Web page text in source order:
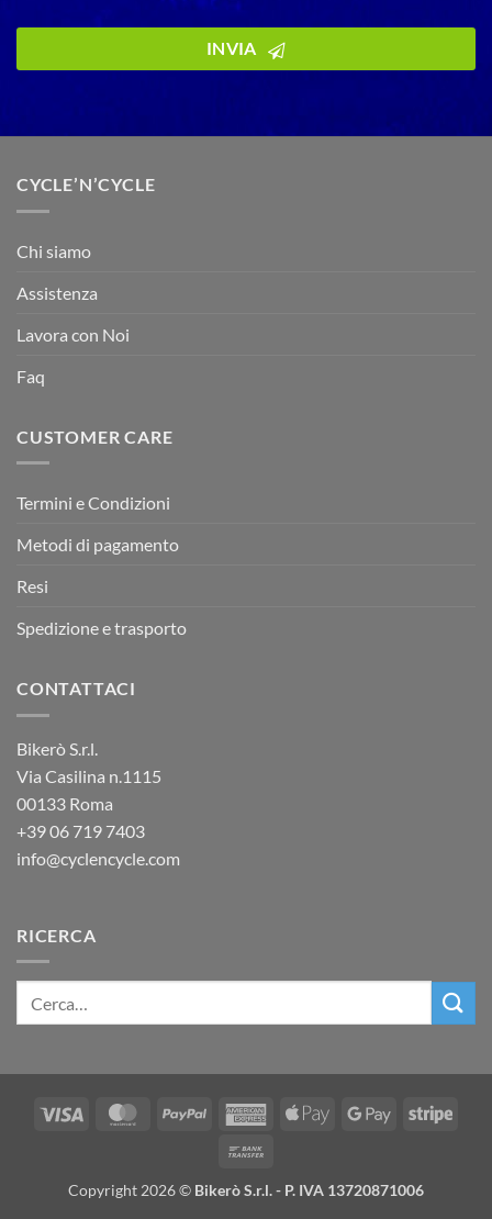
INVIA
CYCLE’N’CYCLE
Chi siamo
Assistenza
Lavora con Noi
Faq
CUSTOMER CARE
Termini e Condizioni
Metodi di pagamento
Resi
Spedizione e trasporto
CONTATTACI
Bikerò S.r.l.
Via Casilina n.1115
00133 Roma
+3906 719 7403
info@cyclencycle.com
RICERCA
Visa MasterCardPayPal
AmericanApple
Google
Stripe
Copyright 2026 © Bikerò S.r.l. - P. IVA 13720871006